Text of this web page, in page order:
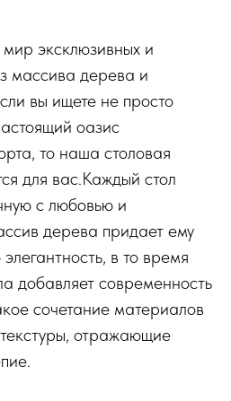
эксклюзивных и
массива дерева и
вы ищете не просто
оазис
то наша столовая
для вас.Каждый стол
с любовью и
дерева придает ему
в то время
добавляет современность
сочетание материалов
отражающие